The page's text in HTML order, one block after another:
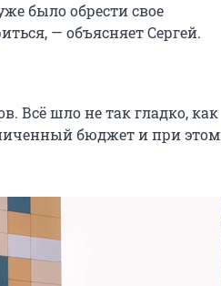
было обрести свое
— объясняет Сергей.
Всё шло не так гладко, как
бюджет и при этом